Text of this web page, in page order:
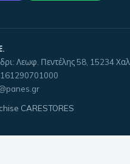
Λεωφ. Πεντέλης 58, 15234
161290701000
CARESTORES